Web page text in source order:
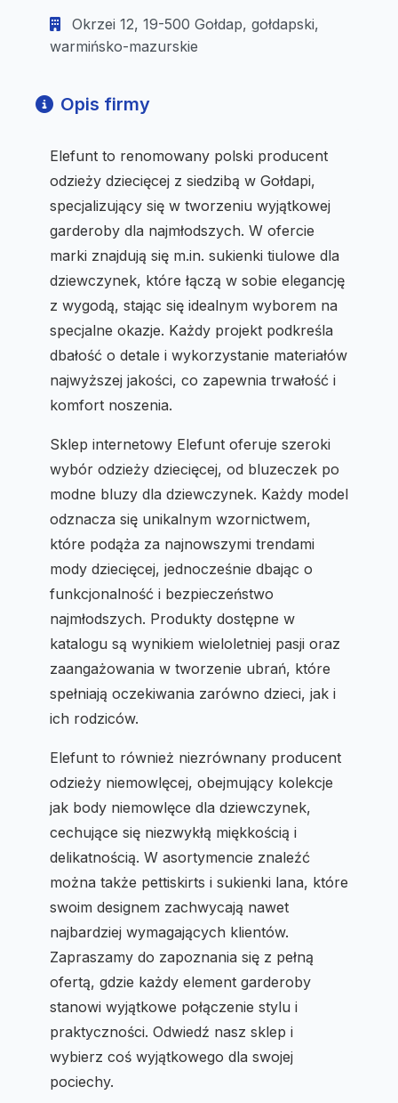
Okrzei 12, 19-500 Gołdap, gołdapski,
warmińsko-mazurskie
Opis firmy
Elefunt to renomowany polski producent
odzieży dziecięcej z siedzibą w Gołdapi,
specjalizujący się w tworzeniu wyjątkowej
garderoby dla najmłodszych. W ofercie
marki znajdują się m.in. sukienki tiulowe dla
dziewczynek, które łączą w sobie elegancję
z wygodą, stając się idealnym wyborem na
specjalne okazje. Każdy projekt podkreśla
dbałość o detale i wykorzystanie materiałów
najwyższej jakości, co zapewnia trwałość i
komfort noszenia.
Sklep internetowy Elefunt oferuje szeroki
wybór odzieży dziecięcej, od bluzeczek po
modne bluzy dla dziewczynek. Każdy model
odznacza się unikalnym wzornictwem,
które podąża za najnowszymi trendami
mody dziecięcej, jednocześnie dbając o
funkcjonalność i bezpieczeństwo
najmłodszych. Produkty dostępne w
katalogu są wynikiem wieloletniej pasji oraz
zaangażowania w tworzenie ubrań, które
spełniają oczekiwania zarówno dzieci, jak i
ich rodziców.
Elefunt to również niezrównany producent
odzieży niemowlęcej, obejmujący kolekcje
jak body niemowlęce dla dziewczynek,
cechujące się niezwykłą miękkością i
delikatnością. W asortymencie znaleźć
można także pettiskirts i sukienki lana, które
swoim designem zachwycają nawet
najbardziej wymagających klientów.
Zapraszamy do zapoznania się z pełną
ofertą, gdzie każdy element garderoby
stanowi wyjątkowe połączenie stylu i
praktyczności. Odwiedź nasz sklep i
wybierz coś wyjątkowego dla swojej
pociechy.